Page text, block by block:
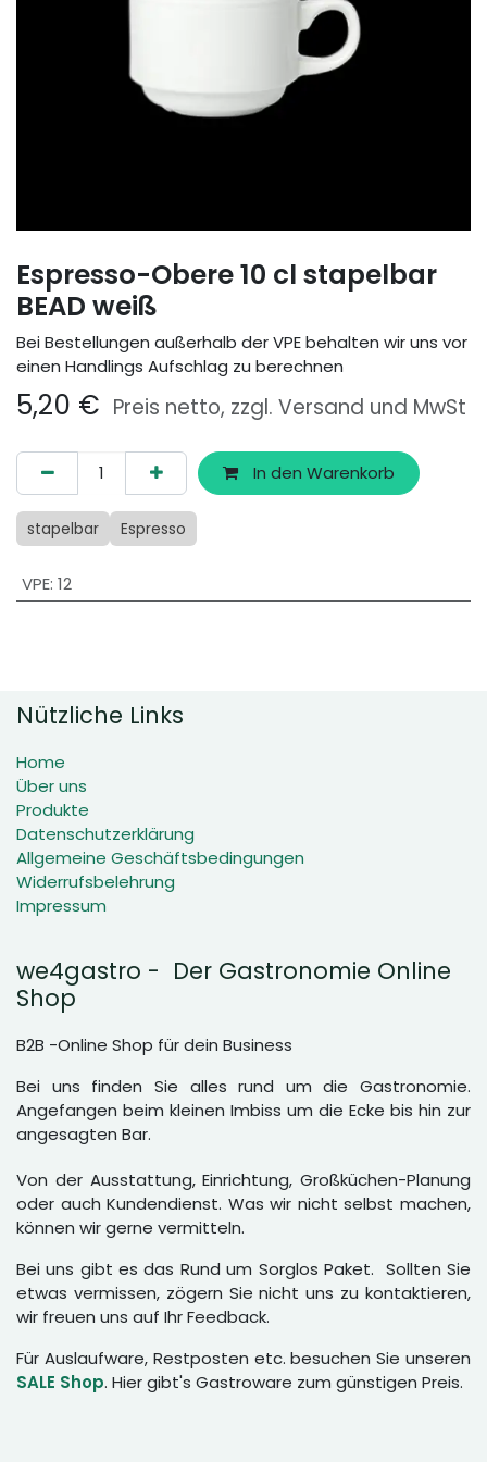
Espresso-Obere 10 cl stapelbar
BEAD weiß
Bei Bestellungen außerhalb der VPE behalten wir uns vor
einen Handlings Aufschlag zu berechnen
5,20 € Preis netto, zzgl. Versand und MwSt
In den Warenkorb
stapelbar Espresso
VPE: 12
Nützliche Links
Home
Über uns
Produkte
Datenschutzerklärung
Allgemeine Geschäftsbedingungen
Widerrufsbelehrung
Impressum
we4gastro - Der Gastronomie Online
Shop
B2B -Online Shop für dein Business
Bei uns finden Sie alles rund um die Gastronomie.
Angefangen beim kleinen Imbiss um die Ecke bis hin zur
angesagten Bar.
Von der Ausstattung, Einrichtung, Großküchen-Planung
oder auch Kundendienst. Was wir nicht selbst machen,
können wir gerne vermitteln.
Bei uns gibt es das Rund um Sorglos Paket. Sollten Sie
etwas vermissen, zögern Sie nicht uns zu kontaktieren,
wir freuen uns auf Ihr Feedback.
Für Auslaufware, Restposten etc. besuchen Sie unseren
SALE Shop. Hier gibt's Gastroware zum günstigen Preis.